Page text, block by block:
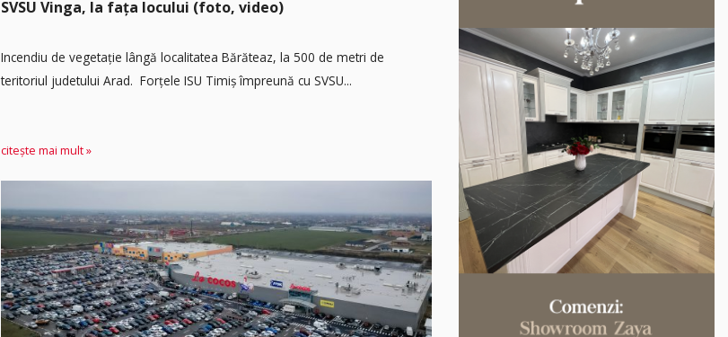
SVSU Vinga, la fața locului (foto, video)
Incendiu de vegetație lângă localitatea Bărăteaz, la 500 de metri de
teritoriul judetului Arad. Forțele ISU Timiș împreună cu SVSU...
citește mai mult »